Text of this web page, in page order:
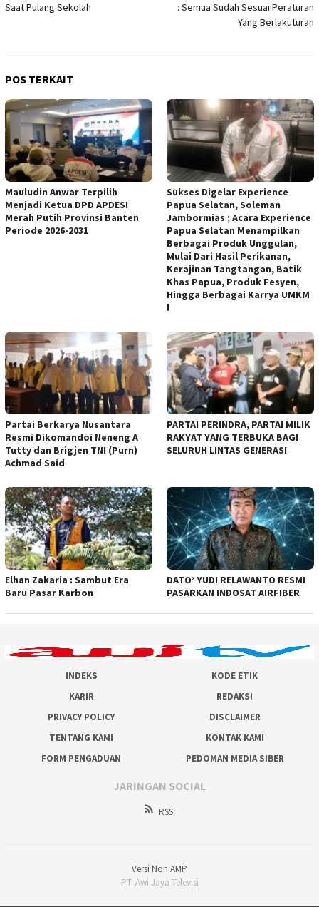
Saat Pulang Sekolah
: Semua Sudah Sesuai Peraturan
Yang Berlakuturan
POS TERKAIT
Mauludin Anwar Terpilih
Menjadi Ketua DPD APDESI
Merah Putih Provinsi Banten
Periode 2026-2031
Sukses Digelar Experience
Papua Selatan, Soleman
Jambormias ; Acara Experience
Papua Selatan Menampilkan
Berbagai Produk Unggulan,
Mulai Dari Hasil Perikanan,
Kerajinan Tangtangan, Batik
Khas Papua, Produk Fesyen,
Hingga Berbagai Karrya UMKM
!
Partai Berkarya Nusantara
Resmi Dikomandoi Neneng A
Tutty dan Brigjen TNI (Purn)
Achmad Said
PARTAI PERINDRA, PARTAI MILIK
RAKYAT YANG TERBUKA BAGI
SELURUH LINTAS GENERASI
Elhan Zakaria : Sambut Era
Baru Pasar Karbon
DATO’ YUDI RELAWANTO RESMI
PASARKAN INDOSAT AIRFIBER
INDEKS
KODE ETIK
KARIR
REDAKSI
PRIVACY POLICY
DISCLAIMER
TENTANG KAMI
KONTAK KAMI
FORM PENGADUAN
PEDOMAN MEDIA SIBER
JARINGAN SOCIAL
RSS
Versi Non AMP
PT. Awi Jaya Televisi